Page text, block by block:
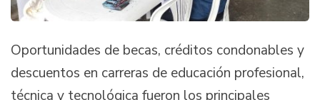
Oportunidades de becas, créditos condonables y
descuentos en carreras de educación profesional,
técnica y tecnológica fueron los principales